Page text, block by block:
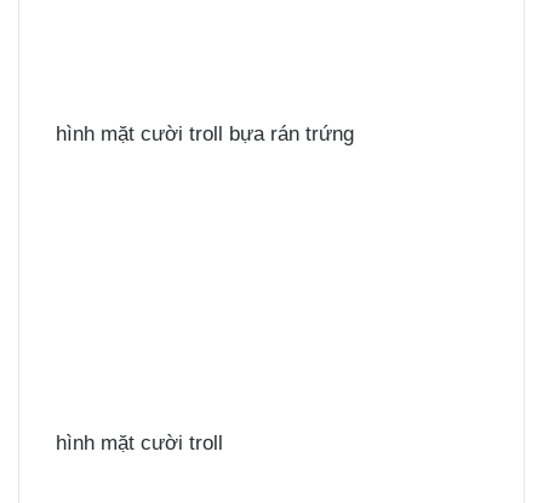
hình mặt cười troll bựa rán trứng
hình mặt cười troll